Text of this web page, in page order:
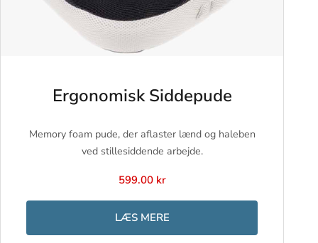
Ergonomisk Siddepude
Memory foam pude, der aflaster lænd og haleben
ved stillesiddende arbejde.
599.00 kr
LÆS MERE